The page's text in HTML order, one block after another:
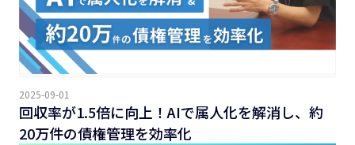
2025-09-01
回収率が1.5倍に向上！AIで属人化を解消し、約
20万件の債権管理を効率化